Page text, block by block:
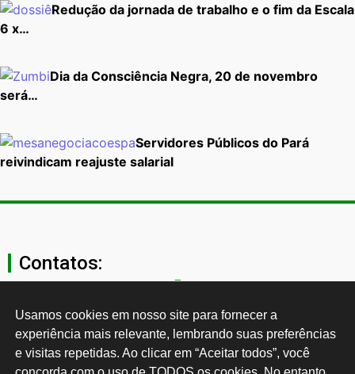
Redução da jornada de trabalho e o fim da Escala
6 x…
Dia da Consciência Negra, 20 de novembro
será…
Servidores Públicos do Pará
reivindicam reajuste salarial
Contatos:
secgeral@ctb.org.br
11 3874-0040
Usamos cookies em nosso site para fornecer a
experiência mais relevante, lembrando suas preferências
e visitas repetidas. Ao clicar em “Aceitar todos”, você